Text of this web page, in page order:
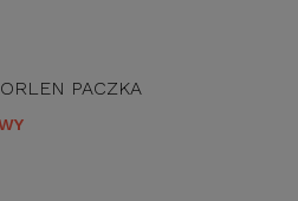
PACZKA